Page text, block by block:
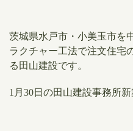
茨城県水戸市・小美玉市を
ラクチャー工法で注文住宅
る田山建設です。
1月30日の田山建設事務所